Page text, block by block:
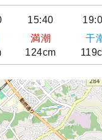
15:40
満潮 干
124cm